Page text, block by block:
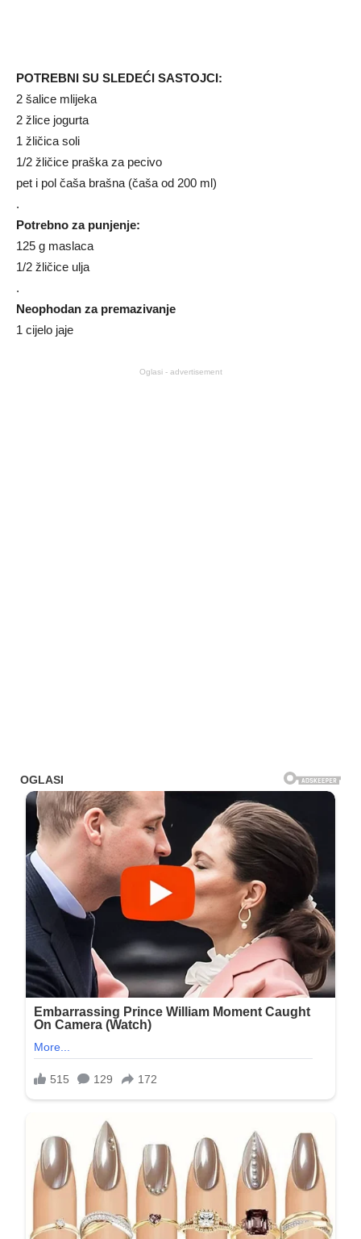
POTREBNI SU SLEDEĆI SASTOJCI:
2 šalice mlijeka
2 žlice jogurta
1 žličica soli
1/2 žličice praška za pecivo
pet i pol čaša brašna (čaša od 200 ml)
.
Potrebno za punjenje:
125 g maslaca
1/2 žličice ulja
.
Neophodan za premazivanje
1 cijelo jaje
Oglasi - advertisement